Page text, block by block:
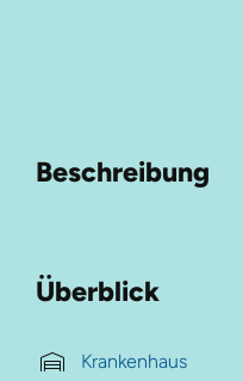
Beschreibung
Überblick
Krankenhaus